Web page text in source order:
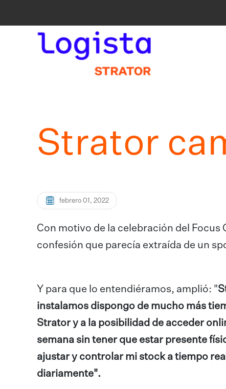
Strator
febrero 01, 2022
Con motivo de la celebración del Focus
confesión que parecía extraída de un
Y para que lo entendiéramos, amplió: "
instalamos dispongo de mucho más
Strator y a la posibilidad de acceder
semana sin tener que estar presente
ajustar y controlar mi stock a tiempo
diariamente".